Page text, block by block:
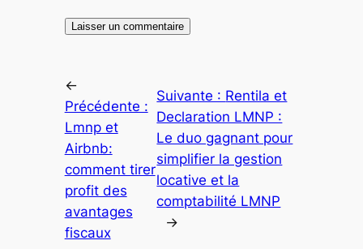
←
Précédente :
Lmnp et
Airbnb:
comment tirer
profit des
avantages
fiscaux
Suivante : Rentila et
Declaration LMNP :
Le duo gagnant pour
simplifier la gestion
locative et la
comptabilité LMNP
→